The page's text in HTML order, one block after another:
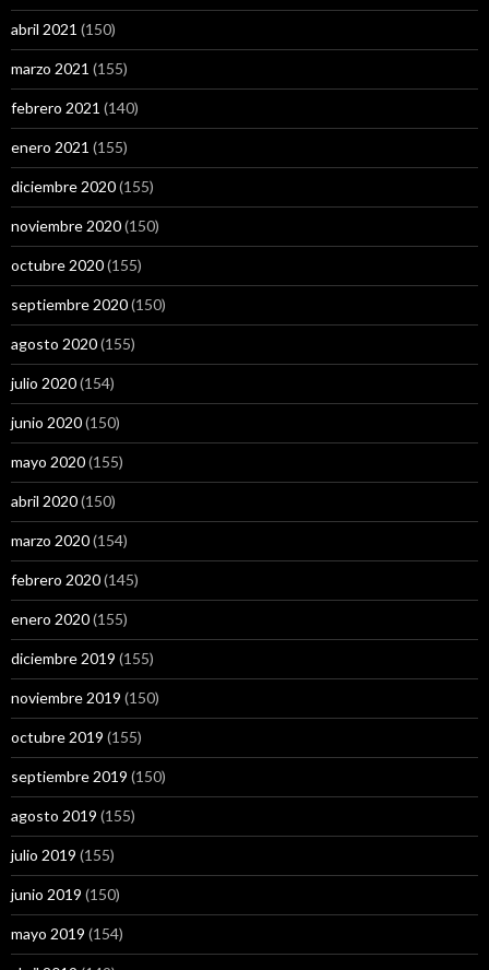
abril 2021 (150)
marzo 2021 (155)
febrero 2021 (140)
enero 2021 (155)
diciembre 2020(155)
noviembre 2020(150)
octubre 2020(155)
septiembre 2020(150)
agosto 2020(155)
julio 2020(154)
junio 2020(150)
mayo 2020(155)
abril 2020(150)
marzo 2020(154)
febrero 2020(145)
enero 2020(155)
diciembre 2019 (155)
noviembre 2019 (150)
octubre 2019 (155)
septiembre 2019 (150)
agosto 2019 (155)
julio 2019 (155)
junio 2019 (150)
mayo 2019 (154)